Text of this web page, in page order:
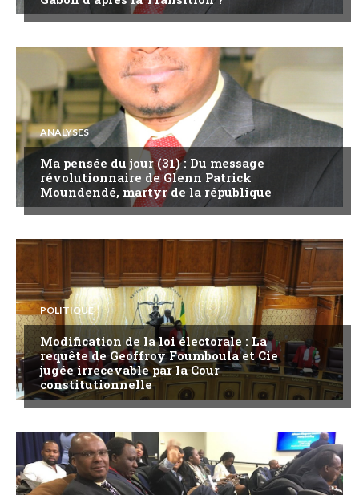
ANALYSES
Ma pensée du jour (31) : Du message
révolutionnaire de Glenn Patrick
Moundendé, martyr de la république
POLITIQUE
Modification de la loi électorale : La
requête de Geoffroy Foumboula et Cie
jugée irrecevable par la Cour
constitutionnelle